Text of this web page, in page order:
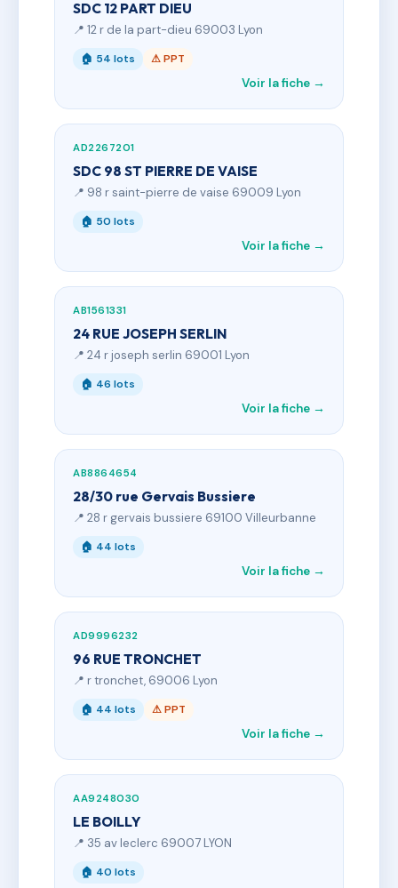
SDC 12 PART DIEU
📍 12 r de la part-dieu 69003 Lyon
🏠 54 lots ⚠ PPT
Voir la fiche →
AD2267201
SDC 98 ST PIERRE DE VAISE
📍 98 r saint-pierre de vaise 69009 Lyon
🏠 50 lots
Voir la fiche →
AB1561331
24 RUE JOSEPH SERLIN
📍 24 r joseph serlin 69001 Lyon
🏠 46 lots
Voir la fiche →
AB8864654
28/30 rue Gervais Bussiere
📍 28 r gervais bussiere 69100 Villeurbanne
🏠 44 lots
Voir la fiche →
AD9996232
96 RUE TRONCHET
📍 r tronchet, 69006 Lyon
🏠 44 lots ⚠ PPT
Voir la fiche →
AA9248030
LE BOILLY
📍 35 av leclerc 69007 LYON
🏠 40 lots